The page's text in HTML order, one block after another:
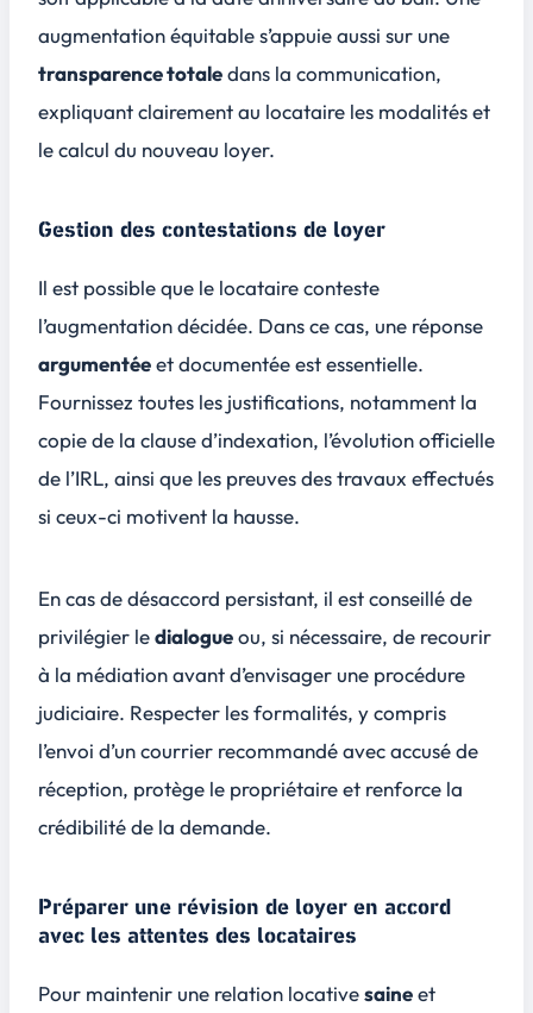
augmentation équitable s’appuie aussi sur une
transparence totaledans la communication,
expliquant clairement au locataire les modalités et
le calcul du nouveau loyer.
Gestion des contestations de loyer
Il est possible que le locataire conteste
l’augmentation décidée. Dans ce cas, une réponse
argumentéeet documentée est essentielle.
Fournissez toutes les justifications, notamment la
copie de la clause d’indexation, l’évolution officielle
de l’IRL, ainsi que les preuves des travaux effectués
si ceux-ci motivent la hausse.
En cas de désaccord persistant, il est conseillé de
privilégier ledialogueou, si nécessaire, de recourir
à la médiation avant d’envisager une procédure
judiciaire. Respecter les formalités, y compris
l’envoi d’uncourrier recommandé avec accusé de
réception, protège le propriétaire et renforce la
crédibilité de la demande.
Préparer une révision de loyer en accord
avec les attentes des locataires
Pour maintenir une relation locativesaineet